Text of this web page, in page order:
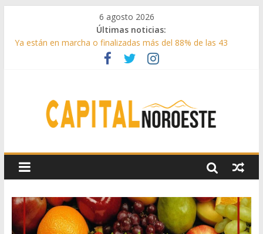
6 agosto 2026
Últimas noticias:
Ya están en marcha o finalizadas más del 88% de las 43
medidas urgentes para reconstruir la Sierra Oeste
Cerca de 33.000 asistentes en los espectáculos de la
kilos de forraje a las ganaderías afectadas por los incendios
de la Sierra Oeste
Guadarrama abre matricula 2026-2027 del Aula de
Humanidades